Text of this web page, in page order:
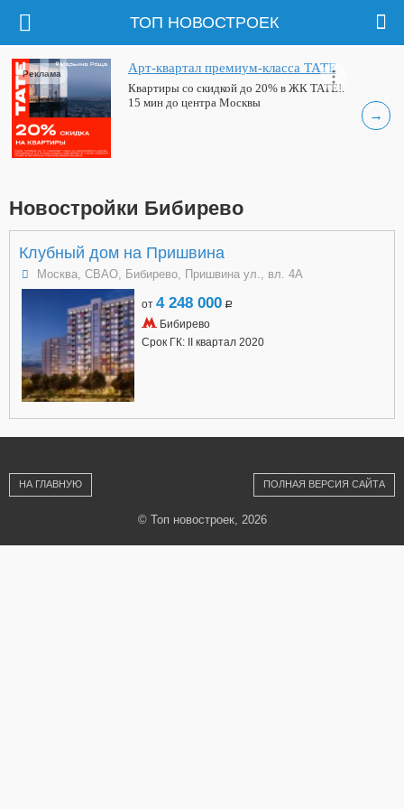
ТОП НОВОСТРОЕК
→
Арт-квартал премиум-класса ТАТЕ
Квартиры со скидкой до 20% в ЖК ТАТЕ!.
15 мин до центра Москвы
Реклама
Новостройки Бибирево
Клубный дом на Пришвина
Москва, СВАО, Бибирево, Пришвина ул., вл. 4А
от 4 248 000 a
Бибирево
Срок ГК: II квартал 2020
НА ГЛАВНУЮ ПОЛНАЯ ВЕРСИЯ САЙТА
© Топ новостроек, 2026